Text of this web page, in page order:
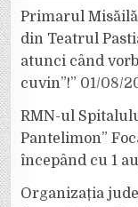
Primarul
din Teatrul
atunci când
cuvin”!” 01/08/
RMN-ul
Pantelimon”
începând cu 1
Organizația